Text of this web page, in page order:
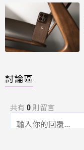
討論區
共有 0則留言